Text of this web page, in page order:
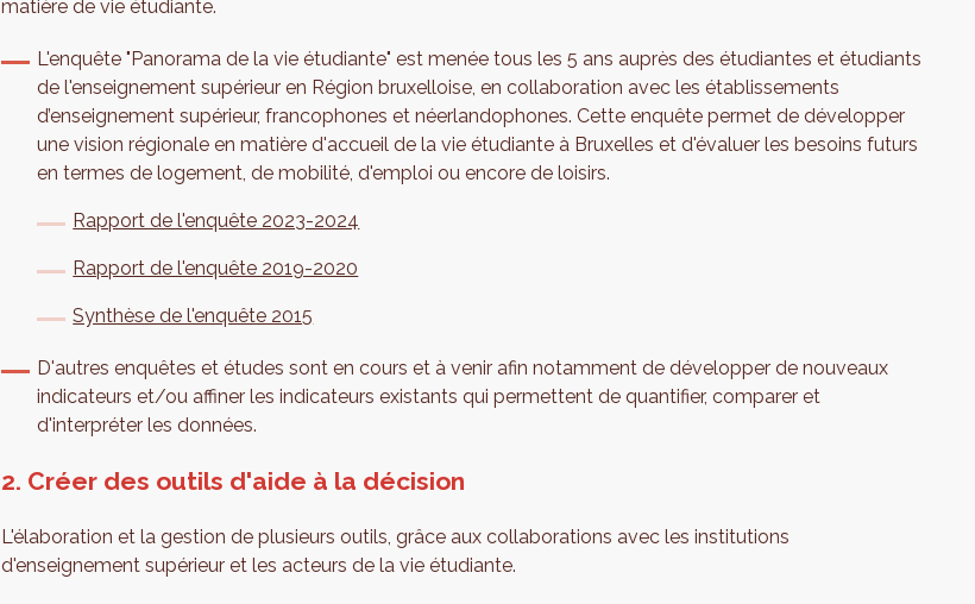
matière de vie étudiante.
L'enquête "Panorama de la vie étudiante" est menée tous les 5 ans auprès des étudiantes et étudiants
de l'enseignement supérieur en Région bruxelloise, en collaboration avec les établissements
d’enseignement supérieur, francophones et néerlandophones. Cette enquête permet de développer
une vision régionale en matière d'accueil de la vie étudiante à Bruxelles et d'évaluer les besoins futurs
en termes de logement, de mobilité, d'emploi ou encore de loisirs.
Rapport de l'enquête 2023-2024
Rapport de l'enquête 2019-2020
Synthèse de l'enquête 2015
D'autres enquêtes et études sont en cours et à venir afin notamment de développer de nouveaux
indicateurs et/ou affiner les indicateurs existants qui permettent de quantifier, comparer et
d'interpréter les données.
2. Créer des outils d'aide à la décision
L'élaboration et la gestion de plusieurs outils, grâce aux collaborations avec les institutions
d'enseignement supérieur et les acteurs de la vie étudiante.